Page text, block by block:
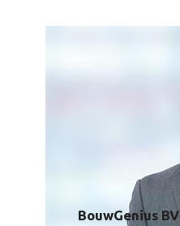
BouwGenius BV